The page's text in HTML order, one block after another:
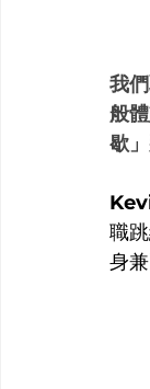
我
般
歇
職
身